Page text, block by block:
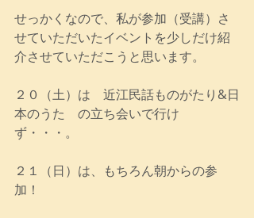
せっかくなので、私が参加（受講）さ
せていただいたイベントを少しだけ紹
介させていただこうと思います。
２０（土）は　近江民話ものがたり&日
本のうた　の立ち会いで行け
ず・・・。
２１（日）は、もちろん朝からの参
加！